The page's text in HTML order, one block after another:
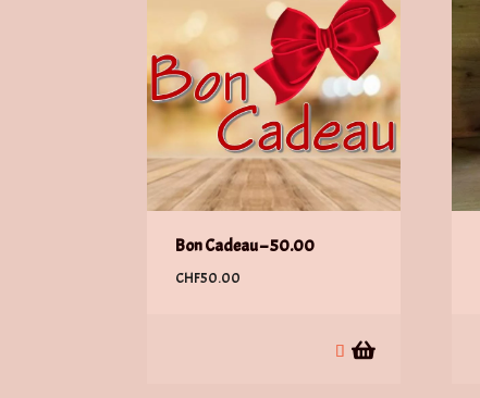
Bon Cadeau – 50.00
CHF50.00